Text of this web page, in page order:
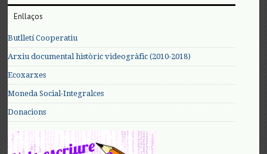
Enllaços
Butlletí Cooperatiu
Arxiu documental històric videogràfic (2010-2018)
Ecoxarxes
Moneda Social-Integralces
Donacions